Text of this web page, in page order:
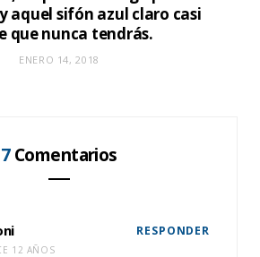
aquel sifón azul claro casi
que nunca tendrás.
ENERO 14, 2018
7Comentarios
12 AÑOS
RESPONDER